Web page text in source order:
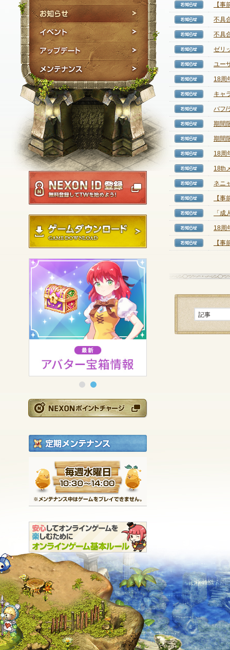
お知らせ
イベント
アップデート
メンテナンス
NEXON ID登録
ゲームダウンロード
【お
【
【お
不具
【お
不具
【お
ゼリ
【お
ユー
【お
18周
【お
キャ
【お
バフ/
【お
期間
【お
期間
【お
18周
【お
18th
【お
ネニ
【お
【
【お
「
【お
18周
【お
【